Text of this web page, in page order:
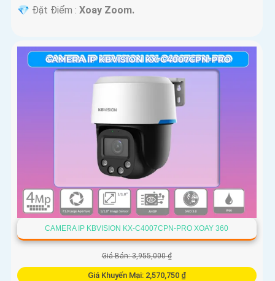
️💎 Đặt Điểm : Xoay Zoom.
CAMERA IP KBVISION KX-C4007CPN-PRO XOAY 360
Giá Bán: 3,955,000 ₫
Giá Khuyến Mại: 2,570,750 ₫